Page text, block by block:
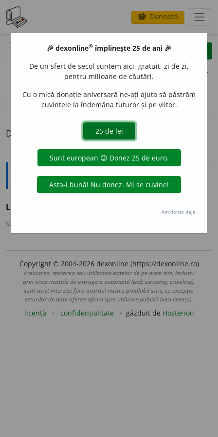
savings Donează
clear
opțiuni
definiții (1) pronunțievolume_up (11)
Definiția cu ID-ul 191522:
Sinonime
LIP
sursa:
Copyright © 2004-2026 dexonline (https://dexonline.ro)
Preluarea, stocarea sau utilizarea datelor de pe acest site, inclusiv
prin orice metode de extragere automată (web scraping, crawling),
sunt strict interzise fără acordul nostru prealabil scris, cu excepția
seturilor de date oferite oficial spre utilizare publică (vezi licența).
licență confidențialitate găzduit de Hosterion
🎉 dexonline® împlinește 25 de ani 🎉
De un sfert de secol suntem aici, gratuit, zi de zi,
pentru milioane de căutări.
Cu o mică donație aniversară ne-ați ajuta să păstrăm
cuvintele la îndemâna tuturor și pe viitor.
Am donat deja.